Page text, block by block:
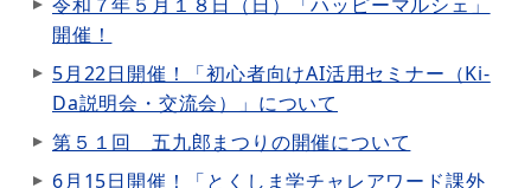
開催！
5月22日開催！「初心者向けAI活用セミナー（Ki-
Da説明会・交流会）」について
第５１回 五九郎まつりの開催について
6月15日開催！「とくしま学チャレアワード課外